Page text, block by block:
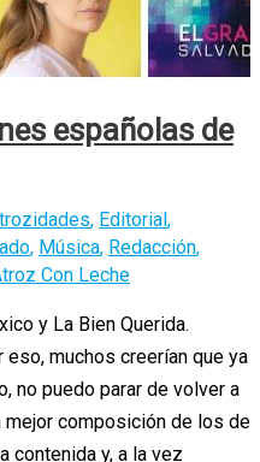
españolas de
, Editorial,
, Música, Redacción,
Con Leche
y La Bien Querida.
muchos creerían que ya
no puedo parar de volver a
mejor composición de los de
contenida y, a la vez